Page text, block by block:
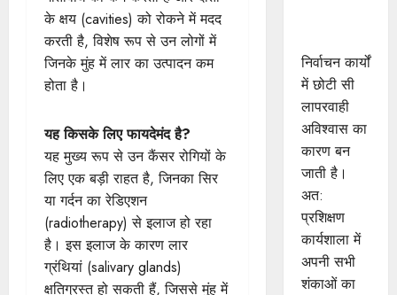
के क्षय (cavities) को रोकने में मदद
करती है, विशेष रूप से उन लोगों में
जिनके मुंह में लार का उत्पादन कम
होता है।
यह किसके लिए फायदेमंद है?
यह मुख्य रूप से उन कैंसर रोगियों के
लिए एक बड़ी राहत है, जिनका सिर
या गर्दन का रेडिएशन
(radiotherapy) से इलाज हो रहा
है। इस इलाज के कारण लार
ग्रंथियां (salivary glands)
क्षतिग्रस्त हो सकती हैं, जिससे मुंह में
निर्वाचन कार्यों
में छोटी सी
लापरवाही
अविश्वास का
कारण बन
जाती है।
अत:
प्रशिक्षण
कार्यशाला में
अपनी सभी
शंकाओं का